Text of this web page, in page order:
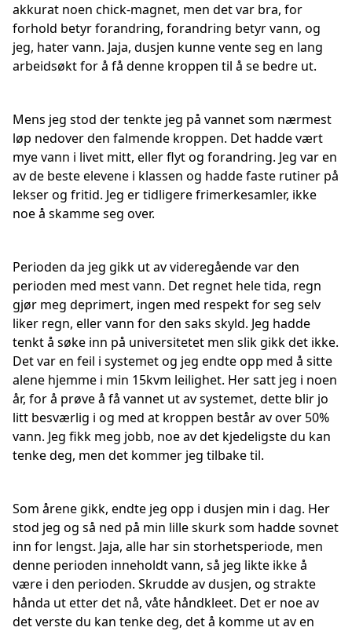
akkurat noen chick-magnet, men det var bra, for
forhold betyr forandring, forandring betyr vann, og
jeg, hater vann. Jaja, dusjen kunne vente seg en lang
arbeidsøkt for å få denne kroppen til å se bedre ut.
Mens jeg stod der tenkte jeg på vannet som nærmest
løp nedover den falmende kroppen. Det hadde vært
mye vann i livet mitt, eller flyt og forandring. Jeg var en
av de beste elevene i klassen og hadde faste rutiner på
lekser og fritid. Jeg er tidligere frimerkesamler, ikke
noe å skamme seg over.
Perioden da jeg gikk ut av videregående var den
perioden med mest vann. Det regnet hele tida, regn
gjør meg deprimert, ingen med respekt for seg selv
liker regn, eller vann for den saks skyld. Jeg hadde
tenkt å søke inn på universitetet men slik gikk det ikke.
Det var en feil i systemet og jeg endte opp med å sitte
alene hjemme i min 15kvm leilighet. Her satt jeg i noen
år, for å prøve å få vannet ut av systemet, dette blir jo
litt besværlig i og med at kroppen består av over 50%
vann. Jeg fikk meg jobb, noe av det kjedeligste du kan
tenke deg, men det kommer jeg tilbake til.
Som årene gikk, endte jeg opp i dusjen min i dag. Her
stod jeg og så ned på min lille skurk som hadde sovnet
inn for lengst. Jaja, alle har sin storhetsperiode, men
denne perioden inneholdt vann, så jeg likte ikke å
være i den perioden. Skrudde av dusjen, og strakte
hånda ut etter det nå, våte håndkleet. Det er noe av
det verste du kan tenke deg, det å komme ut av en